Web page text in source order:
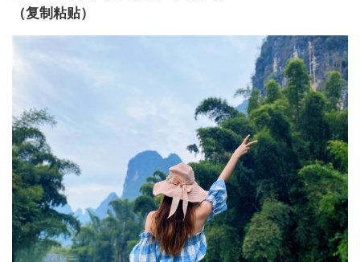
（复制粘贴）